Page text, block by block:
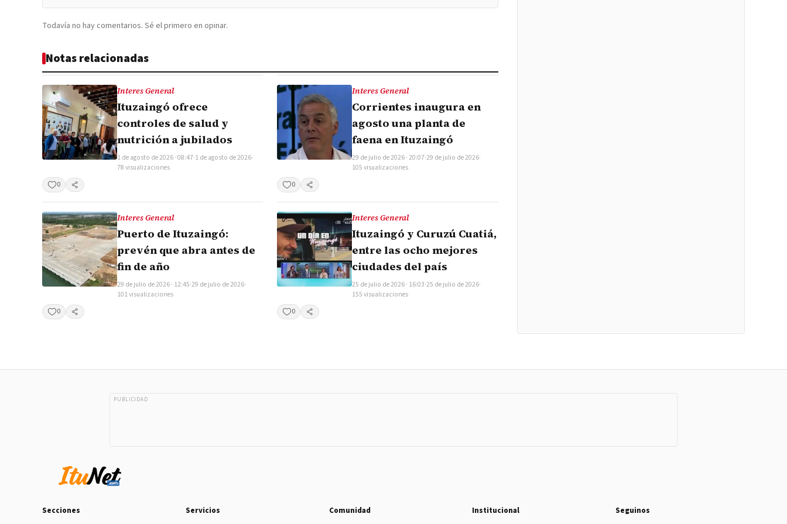
Todavía no hay comentarios. Sé el primero en opinar.
Notas relacionadas
Interes General
Ituzaingó ofrece
controles de salud y
nutrición a jubilados
1 de agosto de 2026 · 08:47·1 de agosto de 2026·
78 visualizaciones
0
Compartir
Interes General
Corrientes inaugura en
agosto una planta de
faena en Ituzaingó
29 de julio de 2026 · 20:07·29 de julio de 2026·
105 visualizaciones
0
Compartir
Interes General
Puerto de Ituzaingó:
prevén que abra antes de
fin de año
29 de julio de 2026 · 12:45·29 de julio de 2026·
101 visualizaciones
0
Compartir
Interes General
Ituzaingó y Curuzú Cuatiá,
entre las ocho mejores
ciudades del país
25 de julio de 2026 · 16:03·25 de julio de 2026·
155 visualizaciones
0
Compartir
PUBLICIDAD
Secciones Servicios Comunidad Institucional Seguinos